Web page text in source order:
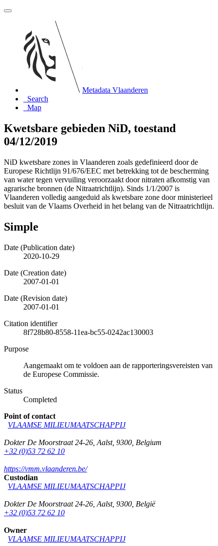
Metadata Vlaanderen
Search
Map
Kwetsbare gebieden NiD, toestand
04/12/2019
NiD kwetsbare zones in Vlaanderen zoals gedefinieerd door de
Europese Richtlijn 91/676/EEC met betrekking tot de bescherming
van water tegen vervuiling veroorzaakt door nitraten afkomstig van
agrarische bronnen (de Nitraatrichtlijn). Sinds 1/1/2007 is
Vlaanderen volledig aangeduid als kwetsbare zone door ministerieel
besluit van de Vlaams Overheid in het belang van de Nitraatrichtlijn.
Simple
Date (Publication date)
2020-10-29
Date (Creation date)
2007-01-01
Date (Revision date)
2007-01-01
Citation identifier
8f728b80-8558-11ea-bc55-0242ac130003
Purpose
Aangemaakt om te voldoen aan de rapporteringsvereisten van
de Europese Commissie.
Status
Completed
Point of contact
VLAAMSE MILIEUMAATSCHAPPIJ
Dokter De Moorstraat 24-26 Aalst, 9300 Belgium
+32 (0)53 72 62 10
https://vmm.vlaanderen.be/
Custodian
VLAAMSE MILIEUMAATSCHAPPIJ
Dokter De Moorstraat 24-26 Aalst, 9300 België
+32 (0)53 72 62 10
Owner
VLAAMSE MILIEUMAATSCHAPPIJ